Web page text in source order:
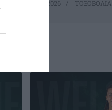
09.06.2026 ΤΟΞΟΒΟΛΙΑ